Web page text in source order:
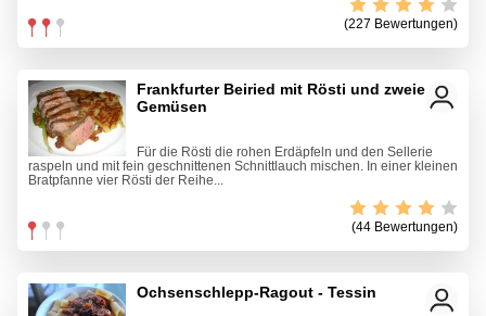
(227 Bewertungen)
Frankfurter Beiried mit Rösti und zweierlei
Gemüsen
Für die Rösti die rohen Erdäpfeln und den Sellerie
raspeln und mit fein geschnittenen Schnittlauch mischen. In einer kleinen
Bratpfanne vier Rösti der Reihe...
(44 Bewertungen)
Ochsenschlepp-Ragout - Tessin